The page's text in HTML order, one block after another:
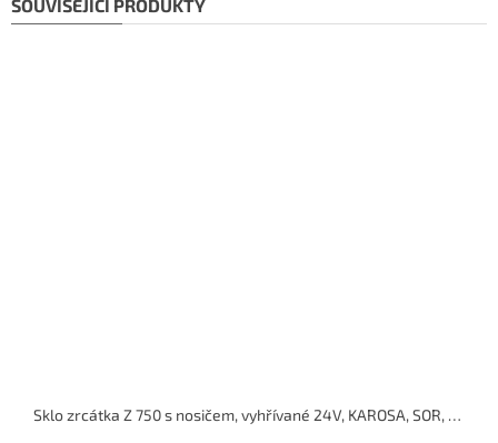
SOUVISEJÍCÍ PRODUKTY
Sklo zrcátka Z 750 s nosičem, vyhřívané 24V, KAROSA, SOR, IRISBUS